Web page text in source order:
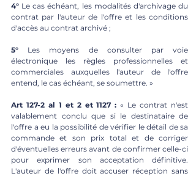
4° Le cas échéant, les modalités d'archivage du
contrat par l'auteur de l'offre et les conditions
d'accès au contrat archivé ;
5° Les moyens de consulter par voie
électronique les règles professionnelles et
commerciales auxquelles l'auteur de l'offre
entend, le cas échéant, se soumettre. »
Art 127-2 al 1 et 2 et 1127 : « Le contrat n'est
valablement conclu que si le destinataire de
l'offre a eu la possibilité de vérifier le détail de sa
commande et son prix total et de corriger
d'éventuelles erreurs avant de confirmer celle-ci
pour exprimer son acceptation définitive.
L'auteur de l'offre doit accuser réception sans